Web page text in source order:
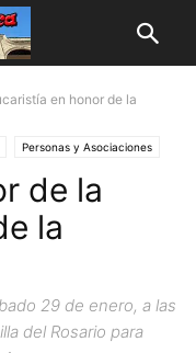
en honor de la
Personas y Asociaciones
de la
la
29 de enero, a las
del Rosario para